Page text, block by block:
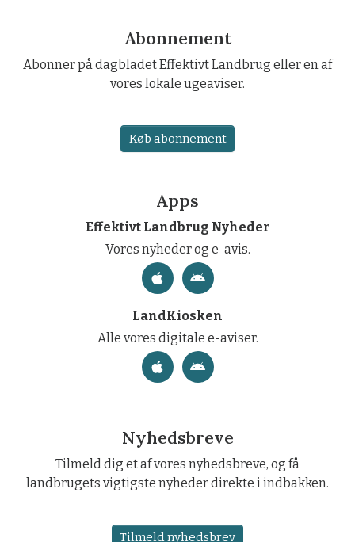
Abonnement
Abonner på dagbladet Effektivt Landbrug eller en af
vores lokale ugeaviser.
Køb abonnement
Apps
Effektivt Landbrug Nyheder
Vores nyheder og e-avis.
LandKiosken
Alle vores digitale e-aviser.
Nyhedsbreve
Tilmeld dig et af vores nyhedsbreve, og få
landbrugets vigtigste nyheder direkte i indbakken.
Tilmeld nyhedsbrev